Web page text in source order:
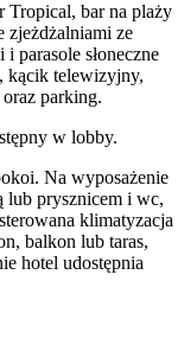
Tropical, bar na plaży
zjeżdżalniami ze
parasole słoneczne
kącik telewizyjny,
parking.
w lobby.
Na wyposażenie
lub prysznicem i wc,
klimatyzacja
balkon lub taras,
hotel udostępnia